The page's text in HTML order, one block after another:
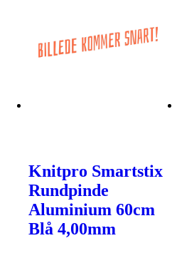
Knitpro Smartstix
Rundpinde
Aluminium 60cm
Blå 4,00mm